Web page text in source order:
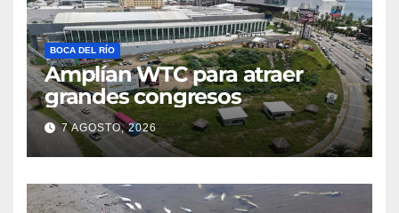
BOCA DEL RÍO
Amplían WTC para atraer
grandes congresos
7 AGOSTO, 2026